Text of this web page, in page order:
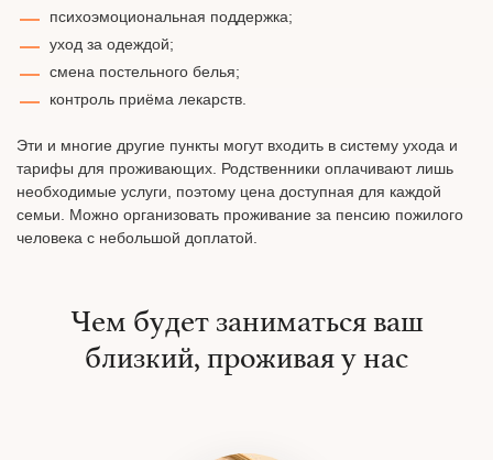
психоэмоциональная поддержка;
уход за одеждой;
смена постельного белья;
контроль приёма лекарств.
Эти и многие другие пункты могут входить в систему ухода и
тарифы для проживающих. Родственники оплачивают лишь
необходимые услуги, поэтому цена доступная для каждой
семьи. Можно организовать проживание за пенсию пожилого
человека с небольшой доплатой.
Чем будет заниматься ваш
близкий, проживая у нас